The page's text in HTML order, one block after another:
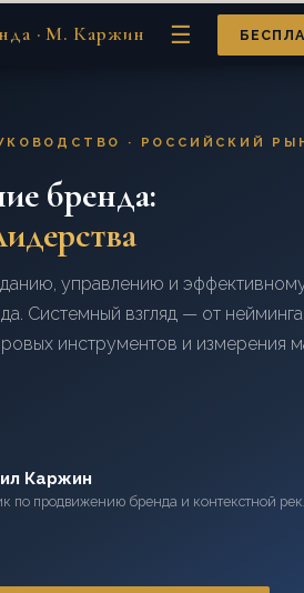
· М. Каржин ☰
· РОССИЙСКИЙ
бренда:
управлению и
Системный взгляд — от
инструментов и измерения
Каржин
по продвижению бренда и контекстной